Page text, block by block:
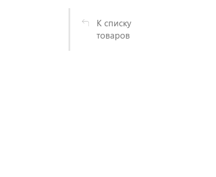
К списку
товаров